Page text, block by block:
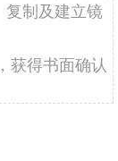
复制及建立镜
，获得书面确认